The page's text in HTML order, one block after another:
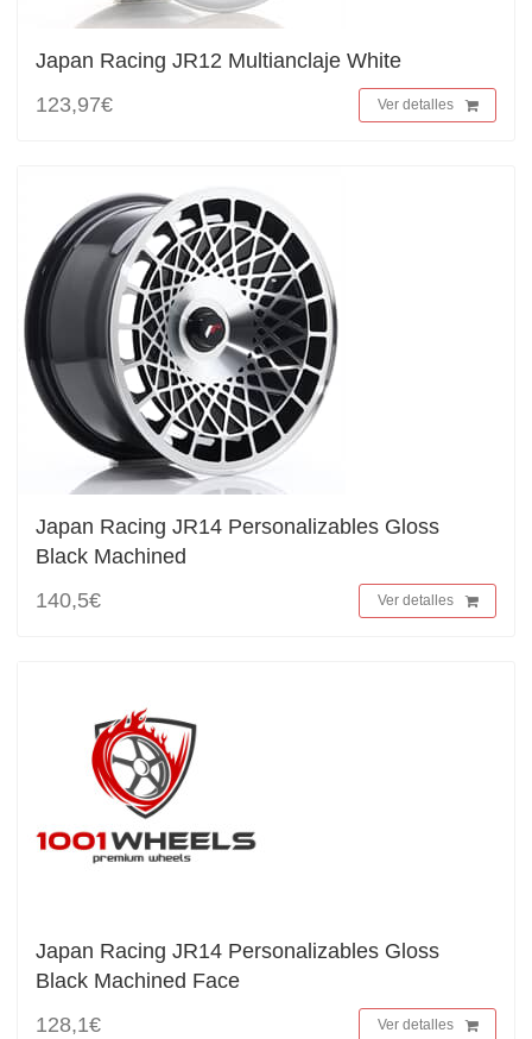
Japan Racing JR12 Multianclaje White
123,97€
Ver detalles
Japan Racing JR14 Personalizables Gloss
Black Machined
140,5€
Ver detalles
Japan Racing JR14 Personalizables Gloss
Black Machined Face
128,1€
Ver detalles